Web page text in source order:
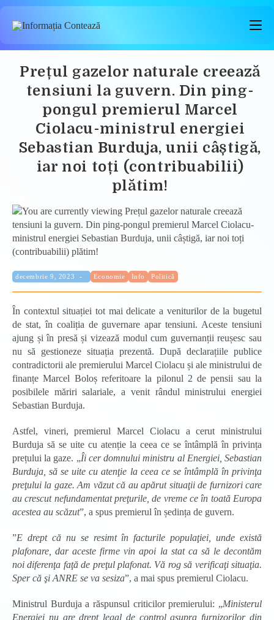
Skip
content
Prețul gazelor naturale creează
tensiuni la guvern. Din ping-
pongul premierul Marcel
Ciolacu-ministrul energiei
Sebastian Burduja, unii câștigă,
iar noi toți (contribuabilii)
plătim!
Publicat:
decembrie 9, 2023 Categorie:
Economie Info Politică
În contextul situației tot mai delicate a veniturilor de la bugetul
de stat, în coaliția de guvernare apar tensiuni. Aceste tensiuni
ajung și în presă și vizează modul cum guvernanții reușesc sau
nu să gestioneze situația prezentă. După declarațiile publice
contradictorii ale premierului Marcel Ciolacu și ale ministrului de
finanțe Marcel Boloș referitoare la pilonul 2 de pensii sau la
posibilele măriri salariale, a venit rândul ministrului energiei
Sebastian Burduja.
Astfel, vineri, premierul Marcel Ciolacu a cerut ministrului
Burduja să se uite cu atenție la ceea ce se întâmplă în privința
prețului la gaze. „Îi cer domnului ministru al Energiei, Sebastian
Burduja, să se uite cu atenţie la ceea ce se întâmplă în privinţa
preţului la gaze. Am văzut că au apărut situaţii de furnizori care
au crescut nefundamentat preţurile, de vreme ce în toată Europa
acestea au scăzut”, a spus premierul în ședința de guvern.
”E drept că nu se resimt în facturile populaţiei, unde există
plafonare, dar aceste firme vin apoi la stat ca să le decontăm
noi diferenţa faţă de preţul plafonat. Vă rog să verificaţi situaţia.
Sper că şi ANRE se va sesiza”, a mai spus premierul Ciolacu.
Ministrul Burduja a răspunsul criticilor premierului: „Ministerul
Energiei nu are drept legal de control asupra furnizorilor din